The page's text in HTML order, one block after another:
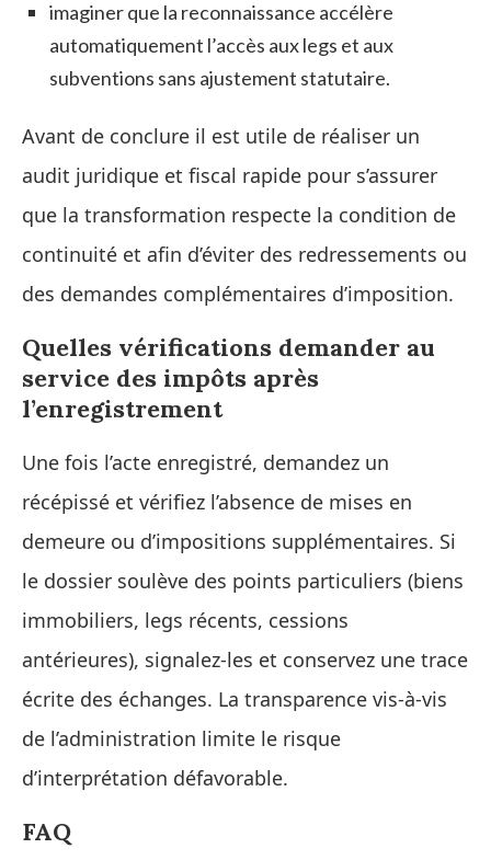
imaginer que la reconnaissance accélère
automatiquement l’accès aux legs et aux
subventions sans ajustement statutaire.
Avant de conclure il est utile de réaliser un
audit juridique et fiscal rapide pour s’assurer
que la transformation respecte la condition de
continuité et afin d’éviter des redressements ou
des demandes complémentaires d’imposition.
Quelles vérifications demander au
service des impôts après
l’enregistrement
Une fois l’acte enregistré, demandez un
récépissé et vérifiez l’absence de mises en
demeure ou d’impositions supplémentaires. Si
le dossier soulève des points particuliers (biens
immobiliers, legs récents, cessions
antérieures), signalez‑les et conservez une trace
écrite des échanges. La transparence vis‑à‑vis
de l’administration limite le risque
d’interprétation défavorable.
FAQ